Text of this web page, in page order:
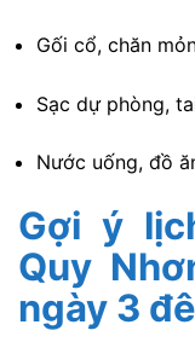
Gối cổ, chăn
Sạc dự phòng,
Nước uống, đồ
Gợi ý
Quy
ngày 3